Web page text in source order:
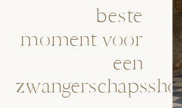
beste
moment voor
een